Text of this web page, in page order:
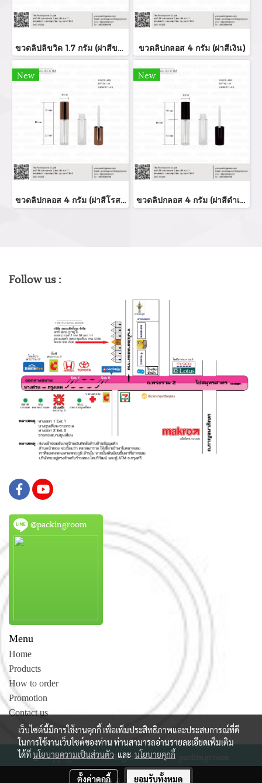
ขวดลิปลิขวิด 1.7 กรัม (ฝาสีขาว) ขวดลิปกลอส 4 กรัม (ฝาสีเงิน)
New
ขวดลิปกลอส 4 กรัม (ฝาสีโรสโกล์ด)
New
ขวดลิปกลอส 4 กรัม (ฝาสีดำเงา)
Follow us :
@packingroom
Menu
Home
Products
How to order
Promotion
Contact us
© Copyright 2015 All Rights Reserved. packingroom
ผู้เข้าชมวันนี้ 561
เว็บไซต์นี้มีการใช้งานคุกกี้ เพื่อเพิ่มประสิทธิภาพและประสบการณ์ที่ดี
ในการใช้งานเว็บไซต์ของท่าน ท่านสามารถอ่านรายละเอียดเพิ่มเติม
ได้ที่นโยบายความเป็นส่วนตัวและนโยบายคุกกี้
ตั้งค่าคุกกี้ ยอมรับทั้งหมด